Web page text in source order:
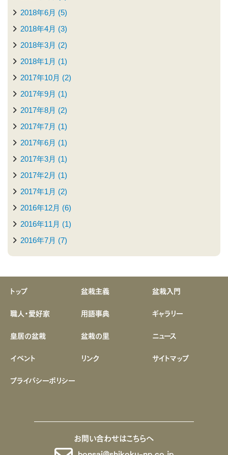
2018年6月 (5)
2018年4月 (3)
2018年3月 (2)
2018年1月 (1)
2017年10月 (2)
2017年9月 (1)
2017年8月 (2)
2017年7月 (1)
2017年6月 (1)
2017年3月 (1)
2017年2月 (1)
2017年1月 (2)
2016年12月 (6)
2016年11月 (1)
2016年7月 (7)
トップ 盆栽主義
盆栽入門
職人・愛好家
用語事典
ギャラリー
皇居の盆栽
盆栽の里
ニュース
イベント
リンク
サイトマップ
プライバシーポリシー
お問い合わせはこちらへ